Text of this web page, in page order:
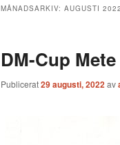
MÅNADSARKIV: AUGUSTI 2022
DM-Cup
Publicerat29 augusti, 2022av